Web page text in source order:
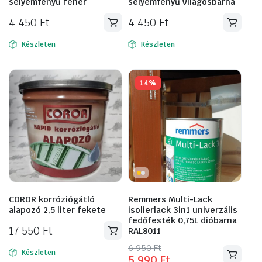
4 450 Ft
Készleten
4 450 Ft
Készleten
COROR korróziógátló
alapozó 2,5 liter fekete
17 550 Ft
Készleten
14%
Remmers Multi-Lack
isolierlack 3in1 univerzális
fedőfesték 0,75L dióbarna
RAL8011
6 950Ft
Original
Current